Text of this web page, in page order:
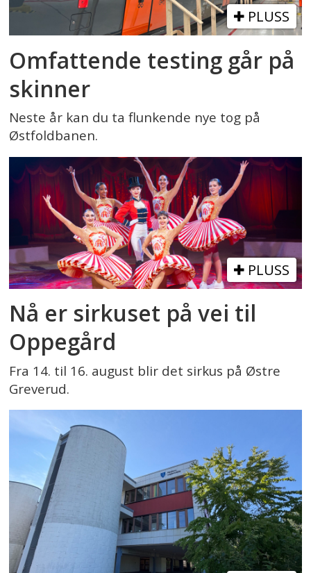
PLUSS
Omfattende testing går på
skinner
Neste år kan du ta flunkende nye tog på
Østfoldbanen.
PLUSS
Nå er sirkuset på vei til
Oppegård
Fra 14. til 16. august blir det sirkus på Østre
Greverud.